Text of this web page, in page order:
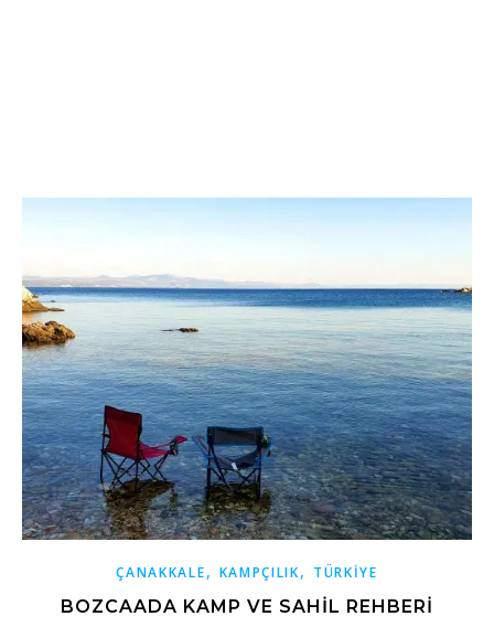
ÇANAKKALE, KAMPÇILIK, TÜRKİYE
BOZCAADA KAMP VE SAHIL REHBERI